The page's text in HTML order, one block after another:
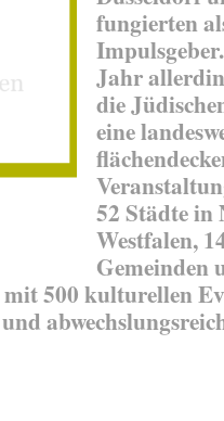
fungierten
Jahr
die
eine
52 Städte
Westfalen,
Gemeinden
500 kulturellen